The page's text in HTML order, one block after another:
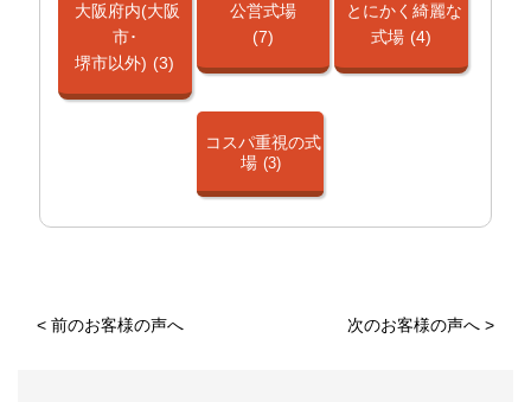
大阪府内(大阪
市･
堺市以外) (3)
公営式場
(7)
とにかく綺麗な
式場 (4)
コスパ重視の式
場 (3)
<前のお客様の声へ 次のお客様の声へ>